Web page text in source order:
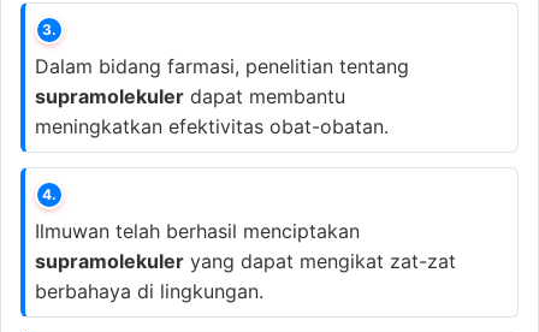
3.
Dalam bidang farmasi, penelitian tentang
supramolekuler dapat membantu
meningkatkan efektivitas obat-obatan.
4.
Ilmuwan telah berhasil menciptakan
supramolekuler yang dapat mengikat zat-zat
berbahaya di lingkungan.